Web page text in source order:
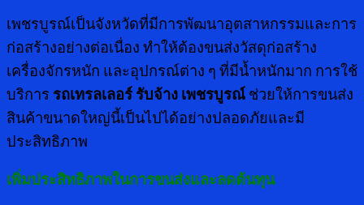
เพชรบูรณ์เป็นจังหวัดที่มีการพัฒนาอุตสาหกรรมและการ
ก่อสร้างอย่างต่อเนื่อง ทำให้ต้องขนส่งวัสดุก่อสร้าง
เครื่องจักรหนัก และอุปกรณ์ต่าง ๆ ที่มีน้ำหนักมาก การใช้
บริการ รถเทรลเลอร์ รับจ้าง เพชรบูรณ์ ช่วยให้การขนส่ง
สินค้าขนาดใหญ่นี้เป็นไปได้อย่างปลอดภัยและมี
ประสิทธิภาพ
เพิ่มประสิทธิภาพในการขนส่งและลดต้นทุน